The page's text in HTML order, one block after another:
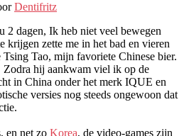
Dentifritz
2 dagen, Ik heb niet veel bewegen
krijgen zette me in het bad en vieren
Tao, mijn favoriete Chinese bier.
hij aankwam viel ik op de
in China onder het merk IQUE en
versies nog steeds ongewoon dat
en net zo Korea, de video-games zijn